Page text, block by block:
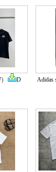
D
Adidas